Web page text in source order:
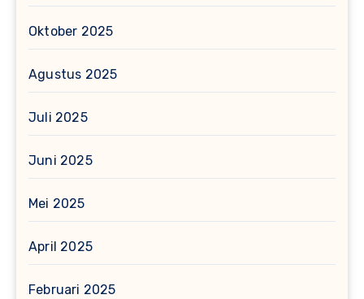
Oktober 2025
Agustus 2025
Juli 2025
Juni 2025
Mei 2025
April 2025
Februari 2025